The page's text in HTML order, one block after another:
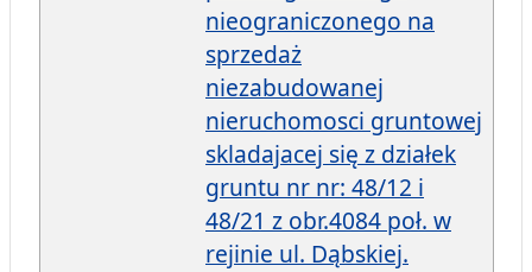
nieograniczonego na
sprzedaż
niezabudowanej
nieruchomosci gruntowej
skladajacej się z działek
gruntu nr nr: 48/12 i
48/21 z obr.4084 poł. w
rejinie ul. Dąbskiej.